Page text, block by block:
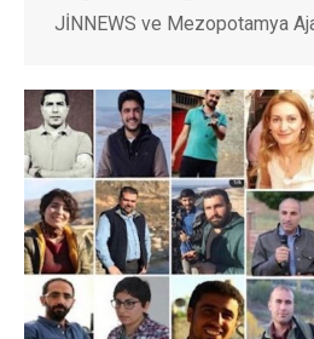
JİNNEWS ve Mezopotamya